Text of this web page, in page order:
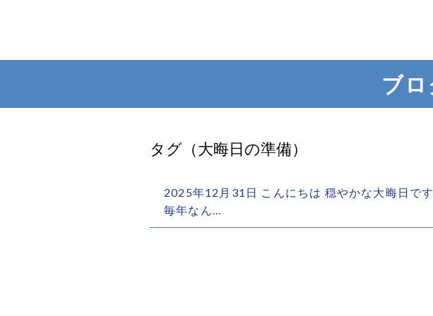
ブ
タグ（大晦日の準備）
2025年12月31日 こんにちは 穏やかな大晦日で
毎年なん…